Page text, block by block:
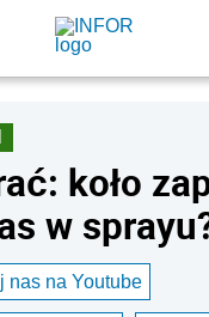
koło
w
nas na Youtube